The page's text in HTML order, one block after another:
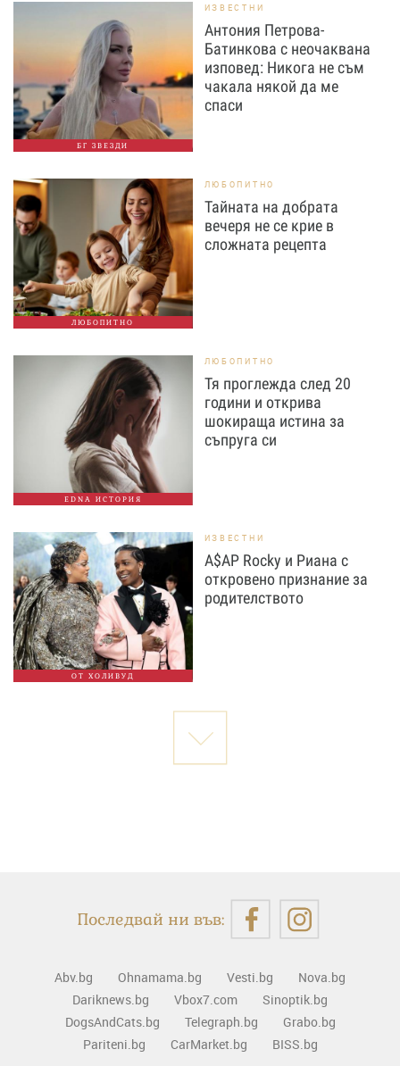
БГ ЗВЕЗДИ
ИЗВЕСТНИ
Антония Петрова-
Батинкова с неочаквана
изповед: Никога не съм
чакала някой да ме
спаси
ЛЮБОПИТНО
ЛЮБОПИТНО
Тайната на добрата
вечеря не се крие в
сложната рецепта
EDNA ИСТОРИЯ
ЛЮБОПИТНО
Тя проглежда след 20
години и открива
шокираща истина за
съпруга си
ОТ ХОЛИВУД
ИЗВЕСТНИ
A$AP Rocky и Риана с
откровено признание за
родителството
Последвай ни във:
Abv.bg Ohnamama.bg Vesti.bg
Nova.bg
Dariknews.bg
Vbox7.com
Sinoptik.bg
DogsAndCats.bg
Telegraph.bg
Grabo.bg
Pariteni.bg
CarMarket.bg BISS.bg